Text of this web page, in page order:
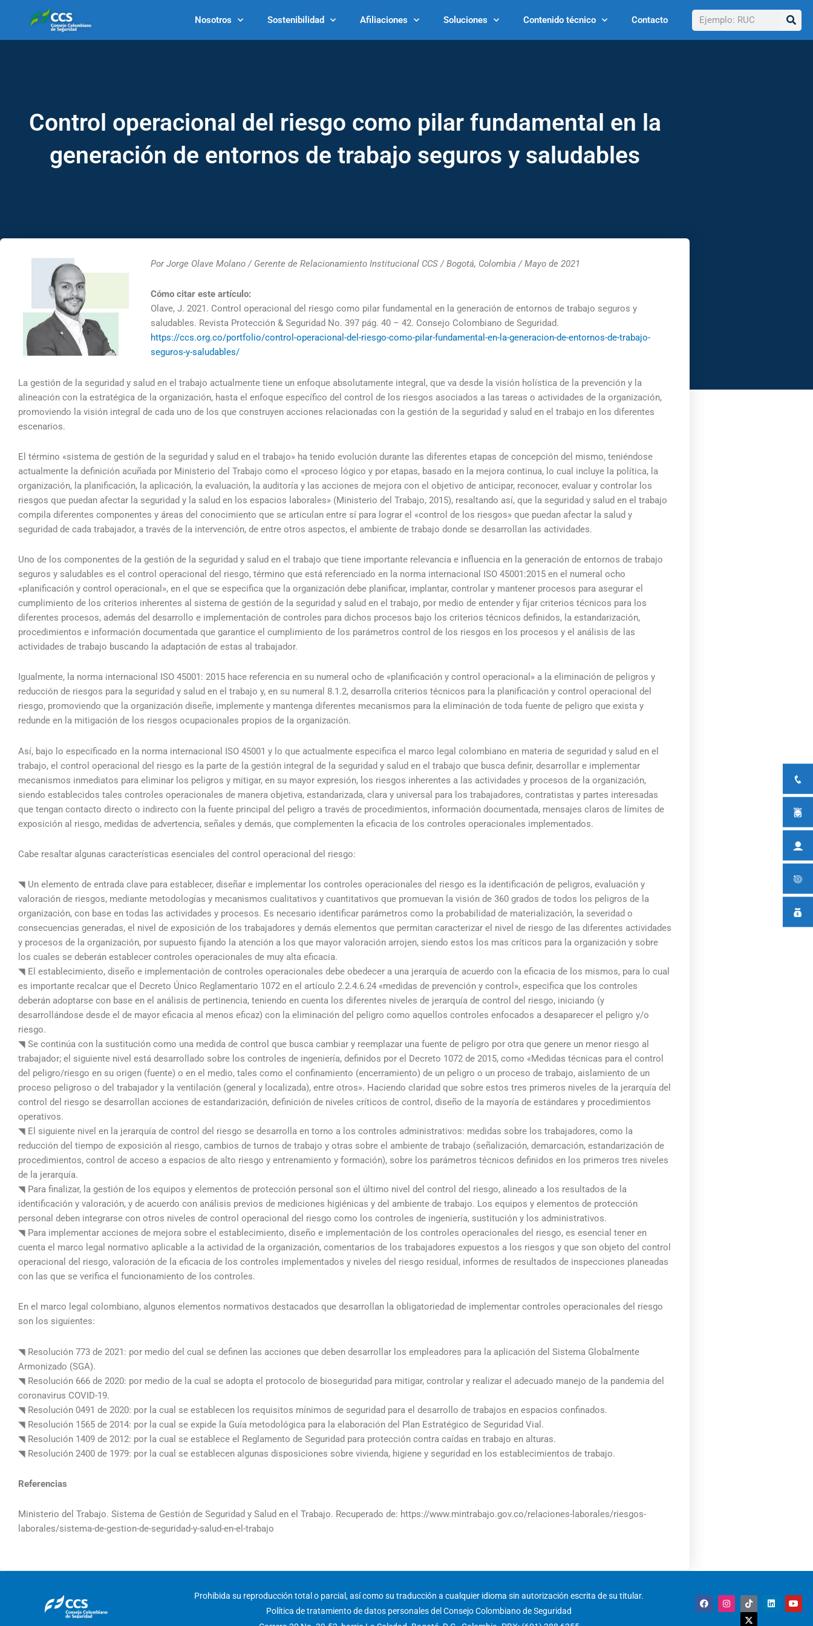
Nosotros Sostenibilidad Afiliaciones Soluciones Contenido técnico Contacto Buscar
Control operacional del riesgo como pilar fundamental en la
generación de entornos de trabajo seguros y saludables
Por Jorge Olave Molano / Gerente de Relacionamiento Institucional CCS / Bogotá, Colombia / Mayo de 2021
Cómo citar este artículo:
Olave, J. 2021. Control operacional del riesgo como pilar fundamental en la generación de entornos de trabajo seguros y
saludables. Revista Protección & Seguridad No. 397 pág. 40 – 42. Consejo Colombiano de Seguridad.
https://ccs.org.co/portfolio/control-operacional-del-riesgo-como-pilar-fundamental-en-la-generacion-de-entornos-de-trabajo-
seguros-y-saludables/
La gestión de la seguridad y salud en el trabajo actualmente tiene un enfoque absolutamente integral, que va desde la visión holística de la prevención y la
alineación con la estratégica de la organización, hasta el enfoque específico del control de los riesgos asociados a las tareas o actividades de la organización,
promoviendo la visión integral de cada uno de los que construyen acciones relacionadas con la gestión de la seguridad y salud en el trabajo en los diferentes
escenarios.
El término «sistema de gestión de la seguridad y salud en el trabajo» ha tenido evolución durante las diferentes etapas de concepción del mismo, teniéndose
actualmente la definición acuñada por Ministerio del Trabajo como el «proceso lógico y por etapas, basado en la mejora continua, lo cual incluye la política, la
organización, la planificación, la aplicación, la evaluación, la auditoría y las acciones de mejora con el objetivo de anticipar, reconocer, evaluar y controlar los
riesgos que puedan afectar la seguridad y la salud en los espacios laborales» (Ministerio del Trabajo, 2015), resaltando así, que la seguridad y salud en el trabajo
compila diferentes componentes y áreas del conocimiento que se articulan entre sí para lograr el «control de los riesgos» que puedan afectar la salud y
seguridad de cada trabajador, a través de la intervención, de entre otros aspectos, el ambiente de trabajo donde se desarrollan las actividades.
Uno de los componentes de la gestión de la seguridad y salud en el trabajo que tiene importante relevancia e influencia en la generación de entornos de trabajo
seguros y saludables es el control operacional del riesgo, término que está referenciado en la norma internacional ISO 45001:2015 en el numeral ocho
«planificación y control operacional», en el que se especifica que la organización debe planificar, implantar, controlar y mantener procesos para asegurar el
cumplimiento de los criterios inherentes al sistema de gestión de la seguridad y salud en el trabajo, por medio de entender y fijar criterios técnicos para los
diferentes procesos, además del desarrollo e implementación de controles para dichos procesos bajo los criterios técnicos definidos, la estandarización,
procedimientos e información documentada que garantice el cumplimiento de los parámetros control de los riesgos en los procesos y el análisis de las
actividades de trabajo buscando la adaptación de estas al trabajador.
Igualmente, la norma internacional ISO 45001: 2015 hace referencia en su numeral ocho de «planificación y control operacional» a la eliminación de peligros y
reducción de riesgos para la seguridad y salud en el trabajo y, en su numeral 8.1.2, desarrolla criterios técnicos para la planificación y control operacional del
riesgo, promoviendo que la organización diseñe, implemente y mantenga diferentes mecanismos para la eliminación de toda fuente de peligro que exista y
redunde en la mitigación de los riesgos ocupacionales propios de la organización.
Así, bajo lo especificado en la norma internacional ISO 45001 y lo que actualmente especifica el marco legal colombiano en materia de seguridad y salud en el
trabajo, el control operacional del riesgo es la parte de la gestión integral de la seguridad y salud en el trabajo que busca definir, desarrollar e implementar
mecanismos inmediatos para eliminar los peligros y mitigar, en su mayor expresión, los riesgos inherentes a las actividades y procesos de la organización,
siendo establecidos tales controles operacionales de manera objetiva, estandarizada, clara y universal para los trabajadores, contratistas y partes interesadas
que tengan contacto directo o indirecto con la fuente principal del peligro a través de procedimientos, información documentada, mensajes claros de límites de
exposición al riesgo, medidas de advertencia, señales y demás, que complementen la eficacia de los controles operacionales implementados.
Cabe resaltar algunas características esenciales del control operacional del riesgo:
◥ Un elemento de entrada clave para establecer, diseñar e implementar los controles operacionales del riesgo es la identificación de peligros, evaluación y
valoración de riesgos, mediante metodologías y mecanismos cualitativos y cuantitativos que promuevan la visión de 360 grados de todos los peligros de la
organización, con base en todas las actividades y procesos. Es necesario identificar parámetros como la probabilidad de materialización, la severidad o
consecuencias generadas, el nivel de exposición de los trabajadores y demás elementos que permitan caracterizar el nivel de riesgo de las diferentes actividades
y procesos de la organización, por supuesto fijando la atención a los que mayor valoración arrojen, siendo estos los mas críticos para la organización y sobre
los cuales se deberán establecer controles operacionales de muy alta eficacia.
◥ El establecimiento, diseño e implementación de controles operacionales debe obedecer a una jerarquía de acuerdo con la eficacia de los mismos, para lo cual
es importante recalcar que el Decreto Único Reglamentario 1072 en el artículo 2.2.4.6.24 «medidas de prevención y control», especifica que los controles
deberán adoptarse con base en el análisis de pertinencia, teniendo en cuenta los diferentes niveles de jerarquía de control del riesgo, iniciando (y
desarrollándose desde el de mayor eficacia al menos eficaz) con la eliminación del peligro como aquellos controles enfocados a desaparecer el peligro y/o
riesgo.
◥ Se continúa con la sustitución como una medida de control que busca cambiar y reemplazar una fuente de peligro por otra que genere un menor riesgo al
trabajador; el siguiente nivel está desarrollado sobre los controles de ingeniería, definidos por el Decreto 1072 de 2015, como «Medidas técnicas para el control
del peligro/riesgo en su origen (fuente) o en el medio, tales como el confinamiento (encerramiento) de un peligro o un proceso de trabajo, aislamiento de un
proceso peligroso o del trabajador y la ventilación (general y localizada), entre otros». Haciendo claridad que sobre estos tres primeros niveles de la jerarquía del
control del riesgo se desarrollan acciones de estandarización, definición de niveles críticos de control, diseño de la mayoría de estándares y procedimientos
operativos.
◥ El siguiente nivel en la jerarquía de control del riesgo se desarrolla en torno a los controles administrativos: medidas sobre los trabajadores, como la
reducción del tiempo de exposición al riesgo, cambios de turnos de trabajo y otras sobre el ambiente de trabajo (señalización, demarcación, estandarización de
procedimientos, control de acceso a espacios de alto riesgo y entrenamiento y formación), sobre los parámetros técnicos definidos en los primeros tres niveles
de la jerarquía.
◥ Para finalizar, la gestión de los equipos y elementos de protección personal son el último nivel del control del riesgo, alineado a los resultados de la
identificación y valoración, y de acuerdo con análisis previos de mediciones higiénicas y del ambiente de trabajo. Los equipos y elementos de protección
personal deben integrarse con otros niveles de control operacional del riesgo como los controles de ingeniería, sustitución y los administrativos.
◥ Para implementar acciones de mejora sobre el establecimiento, diseño e implementación de los controles operacionales del riesgo, es esencial tener en
cuenta el marco legal normativo aplicable a la actividad de la organización, comentarios de los trabajadores expuestos a los riesgos y que son objeto del control
operacional del riesgo, valoración de la eficacia de los controles implementados y niveles del riesgo residual, informes de resultados de inspecciones planeadas
con las que se verifica el funcionamiento de los controles.
En el marco legal colombiano, algunos elementos normativos destacados que desarrollan la obligatoriedad de implementar controles operacionales del riesgo
son los siguientes:
◥ Resolución 773 de 2021: por medio del cual se definen las acciones que deben desarrollar los empleadores para la aplicación del Sistema Globalmente
Armonizado (SGA).
◥ Resolución 666 de 2020: por medio de la cual se adopta el protocolo de bioseguridad para mitigar, controlar y realizar el adecuado manejo de la pandemia del
coronavirus COVID-19.
◥ Resolución 0491 de 2020: por la cual se establecen los requisitos mínimos de seguridad para el desarrollo de trabajos en espacios confinados.
◥ Resolución 1565 de 2014: por la cual se expide la Guía metodológica para la elaboración del Plan Estratégico de Seguridad Vial.
◥ Resolución 1409 de 2012: por la cual se establece el Reglamento de Seguridad para protección contra caídas en trabajo en alturas.
◥ Resolución 2400 de 1979: por la cual se establecen algunas disposiciones sobre vivienda, higiene y seguridad en los establecimientos de trabajo.
Referencias
Ministerio del Trabajo. Sistema de Gestión de Seguridad y Salud en el Trabajo. Recuperado de: https://www.mintrabajo.gov.co/relaciones-laborales/riesgos-
laborales/sistema-de-gestion-de-seguridad-y-salud-en-el-trabajo
Prohibida su reproducción total o parcial, así como su traducción a cualquier idioma sin autorización escrita de su titular.
Política de tratamiento de datos personales del Consejo Colombiano de Seguridad
F
a
c
I
n
s
T
i
k
t
L
i
Y
o
u
X
-
t
w